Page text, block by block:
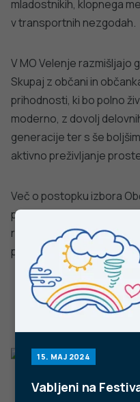
Ne najdete odgovora na
vprašanje!
POŠLJI VPRAŠANJE
Facebook